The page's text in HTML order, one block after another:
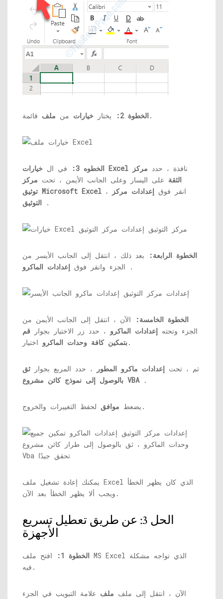
الخطوة 2: يختار خيارات من ملف قائمة.
الخطوه 3: في ال خيارات Excel نافذة ، حدد مركز
الثقة على اليسار وعلى الجانب الأيمن ، تحت مركز
توثيق Microsoft Excel
، انقر فوق إعدادات مركز
التوثيق .
الخطوة الرابعة:
بعد ذلك ، انتقل إلى الجانب الأيسر من
الجزء وانقر فوق إعدادات الماكرو .
الخطوة الخامسة:
الآن ، انتقل إلى الجانب الأيمن من
الجزء وتحته إعدادات الماكرو ، حدد زر الاختيار بجوار قم
بتمكين كافة وحدات الماكرواختيار.
ثم ، تحت إعدادات ماكرو المطور ، حدد المربع بجوار ثق
بالوصول إلى نموذج كائن مشروع VBA.
يضعط موافق لحفظ التغييرات والخروج.
يمكنك إعادة تشغيل ملف Excel الذي كان يظهر الخطأ
ويجب ألا يظهر الخطأ بعد الآن.
الحل 3: عن طريق تعطيل تسريع
الأجهزة
الخطوة 1:
افتح ملف MS Excel الذي تواجه مشكلة
فيه.
الآن ، انتقل إلى ملف ملف علامة التبويب في الجزء